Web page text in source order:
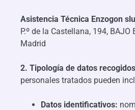
Asistencia Técnica Enzogon slu
P.º de la Castellana, 194,
Madrid
2. Tipología de datos recogidos
personales tratados pueden
Datos identificativos: